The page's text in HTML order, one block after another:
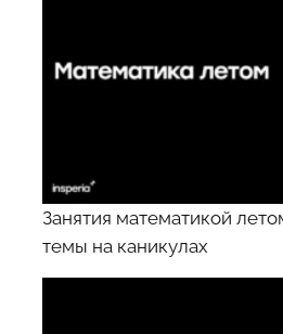
Занятия математикой
темы на каникулах